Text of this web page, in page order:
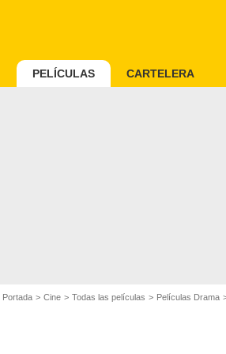
PELÍCULAS CARTELERA
Portada Cine Todas las películas Películas Drama